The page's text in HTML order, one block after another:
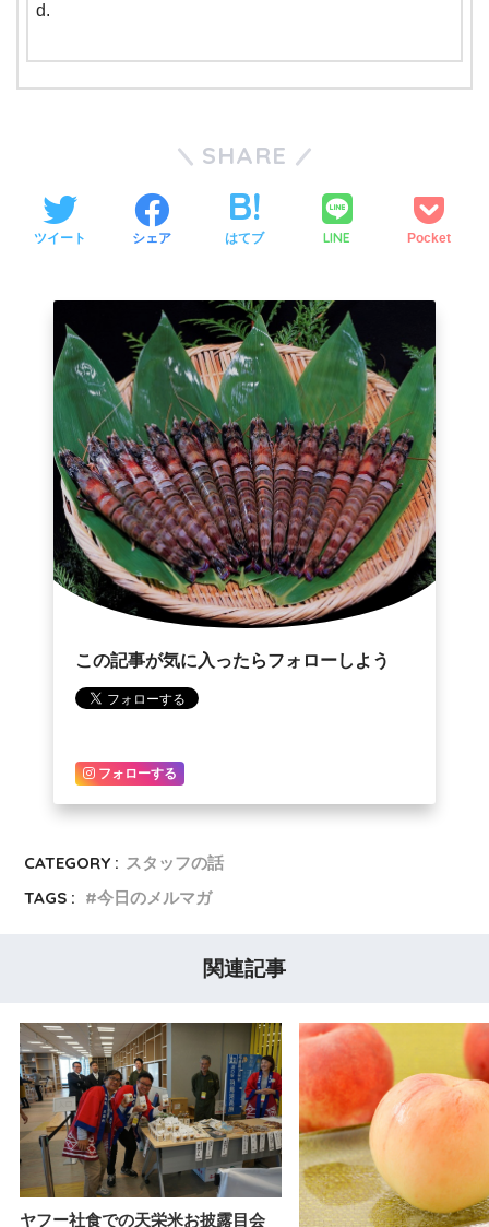
d.
SHARE
ツイート シェア はてブ LINE Pocket
この記事が気に入ったらフォローしよう
フォローする
CATEGORY : スタッフの話
TAGS :
今日のメルマガ
関連記事
ヤフー社食での天栄米お披露目会